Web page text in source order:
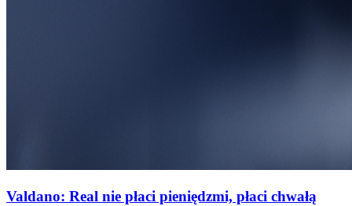
Valdano: Real nie płaci pieniędzmi, płaci chwałą